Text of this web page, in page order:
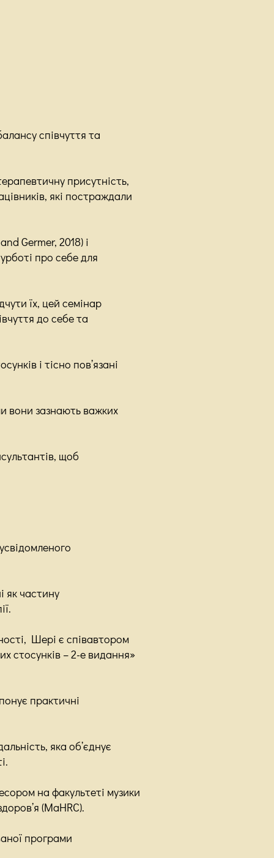
співчуття та
присутність,
які постраждали
Germer, 2018) і
про себе для
їх, цей семінар
до себе та
і тісно пов’язані
вони зазнають важких
щоб
як частину
Шері є співавтором
стосунків – 2-е видання»
практичні
яка об’єднує
на факультеті музики
(MaHRC).
програми